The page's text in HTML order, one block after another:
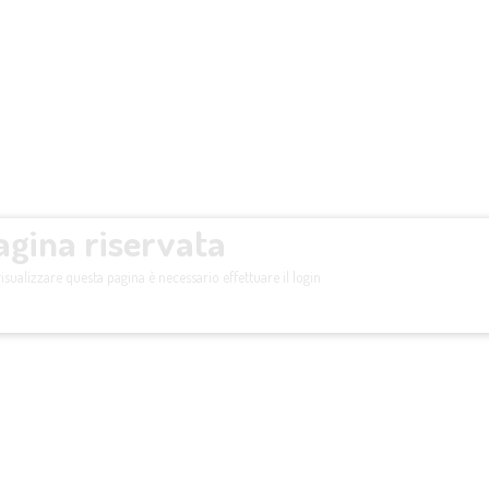
riservata
questa pagina è necessario effettuare il login